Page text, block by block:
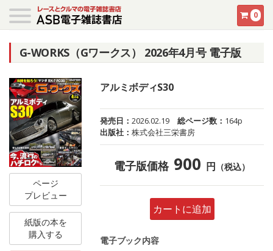
0
G-WORKS（Gワークス） 2026年4月号 電子版
ページ
プレビュー
紙版の本を
購入する
アルミボディS30
発売日：2026.02.19 総ページ数： 164p
出版社：株式会社三栄書房
電子版価格 900 円 （税込）
カートに追加
電子ブック内容